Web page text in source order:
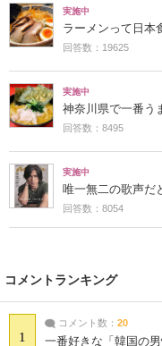
実施中
ラーメンって日本
回答数：19625
実施中
神奈川県で一番う
回答数：8495
実施中
唯一無二の歌声だ
回答数：8054
コメントランキング
1
コメント数： 20
一番好きな「韓国の